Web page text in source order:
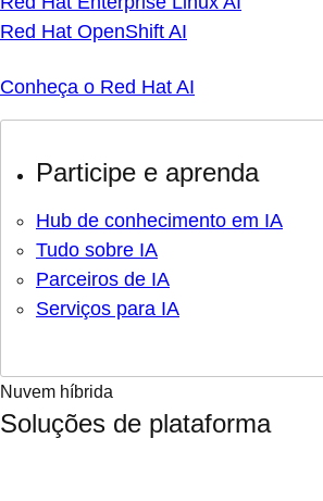
Red Hat OpenShift AI
Conheça o Red Hat AI
Participe e aprenda
Hub de conhecimento em IA
Tudo sobre IA
Parceiros de IA
Serviços para IA
Nuvem híbrida
Soluções de plataforma